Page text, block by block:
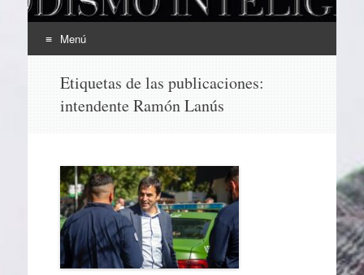
Menú
contenido
Etiquetas de las publicaciones:
intendente Ramón Lanús